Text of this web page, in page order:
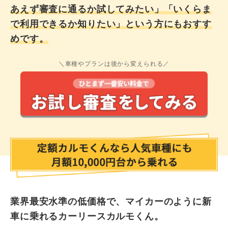
あえず審査に通るか試してみたい」「いくらま
で利用できるか知りたい」という方にもおすす
めです。
＼車種やプランは後から変えられる／
業界最安水準の低価格で、マイカーのように新
車に乗れるカーリースカルモくん。